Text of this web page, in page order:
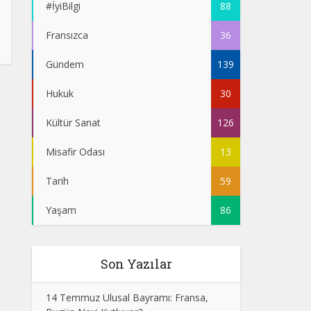
#İyiBilgi 88
Fransızca 36
Gündem 139
Hukuk 30
Kültür Sanat 126
Misafir Odası 13
Tarih 59
Yaşam 86
Son Yazılar
14 Temmuz Ulusal Bayramı: Fransa,